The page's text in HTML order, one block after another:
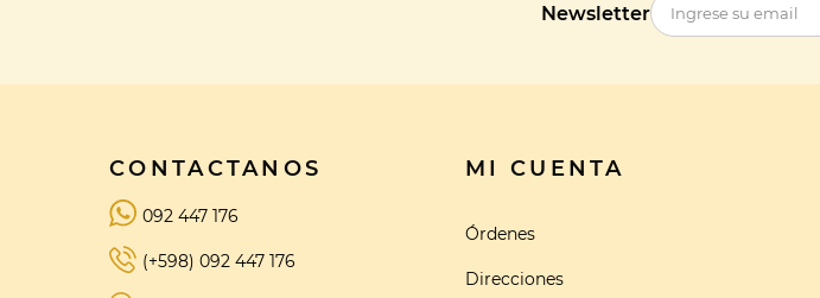
Newsletter
CONTACTANOS
092 447 176
(+598) 092 447 176
MI CUENTA
Órdenes
Direcciones